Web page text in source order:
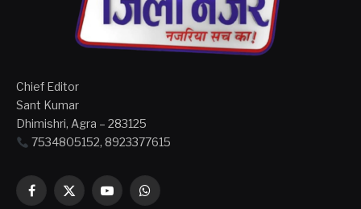
Chief Editor
Sant Kumar
Dhimishri, Agra – 283125
7534805152, 8923377615
Facebook
X
YouTubeWhatsApp